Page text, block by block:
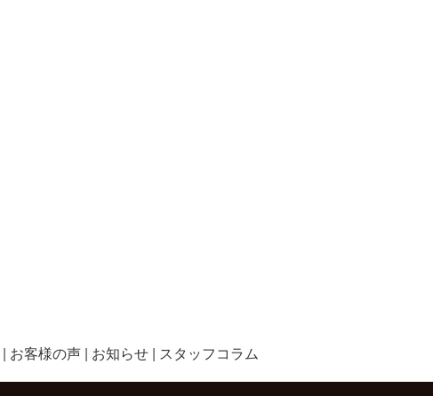
お客様の声 お知らせ スタッフコラム